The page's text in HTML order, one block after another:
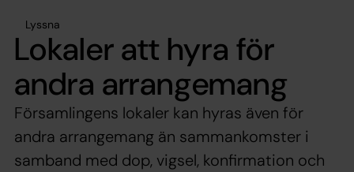
Lyssna
Lokaler att hyra för
andra arrangemang
Församlingens lokaler kan hyras även för
andra arrangemang än sammankomster i
samband med dop, vigsel, konfirmation och